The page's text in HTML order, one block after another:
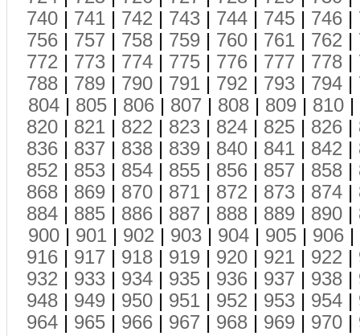
740 | 741 | 742 | 743 | 744 | 745 | 746 |
756 | 757 | 758 | 759 | 760 | 761 | 762 |
772 | 773 | 774 | 775 | 776 | 777 | 778 |
788 | 789 | 790 | 791 | 792 | 793 | 794 |
804 | 805 | 806 | 807 | 808 | 809 | 810 |
820 | 821 | 822 | 823 | 824 | 825 | 826 |
836 | 837 | 838 | 839 | 840 | 841 | 842 |
852 | 853 | 854 | 855 | 856 | 857 | 858 |
868 | 869 | 870 | 871 | 872 | 873 | 874 |
884 | 885 | 886 | 887 | 888 | 889 | 890 |
900 | 901 | 902 | 903 | 904 | 905 | 906 |
916 | 917 | 918 | 919 | 920 | 921 | 922 |
932 | 933 | 934 | 935 | 936 | 937 | 938 |
948 | 949 | 950 | 951 | 952 | 953 | 954 |
964 | 965 | 966 | 967 | 968 | 969 | 970 |